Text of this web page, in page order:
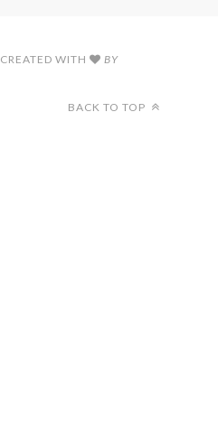
CREATED WITH
BY
BACK TO TOP